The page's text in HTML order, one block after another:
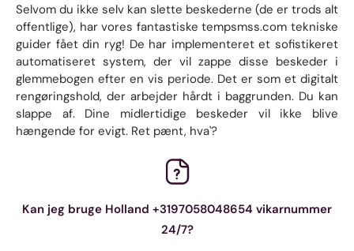
Selvom du ikke selv kan slette beskederne (de er trods alt
offentlige), har vores fantastiske tempsmss.com tekniske
guider fået din ryg! De har implementeret et sofistikeret
automatiseret system, der vil zappe disse beskeder i
glemmebogen efter en vis periode. Det er som et digitalt
rengøringshold, der arbejder hårdt i baggrunden. Du kan
slappe af. Dine midlertidige beskeder vil ikke blive
hængende for evigt. Ret pænt, hva'?
Kan jeg bruge Holland +3197058048654 vikarnummer
24/7?